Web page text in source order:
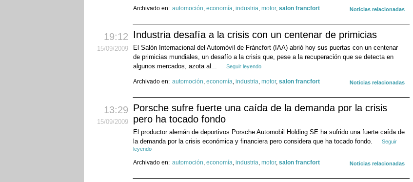
Noticias relacionadas
Archivado en: automoción, economía, industria, motor, salon francfort
19:12
15/09/2009
Industria desafía a la crisis con un centenar de primicias
El Salón Internacional del Automóvil de Fráncfort (IAA) abrió hoy sus puertas con un centenar
de primicias mundiales, un desafío a la crisis que, pese a la recuperación que se detecta en
algunos mercados, azota al...
Seguir leyendo
Noticias relacionadas
Archivado en: automoción, economía, industria, motor, salon francfort
13:29
15/09/2009
Porsche sufre fuerte una caída de la demanda por la crisis
pero ha tocado fondo
El productor alemán de deportivos Porsche Automobil Holding SE ha sufrido una fuerte caída de
la demanda por la crisis económica y financiera pero considera que ha tocado fondo.
Seguir
leyendo
Noticias relacionadas
Archivado en: automoción, economía, industria, motor, salon francfort